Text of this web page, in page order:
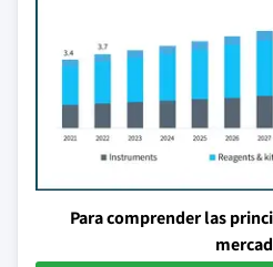
Para comprender las